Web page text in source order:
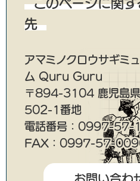
このページに関
先
アマミノクロウサギミ
ム Quru Guru
〒894-3104 鹿児島県
502-1番地
電話番号：0997-57-
FAX：0997-57-